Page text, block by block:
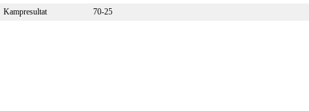
Kampresultat
70-25